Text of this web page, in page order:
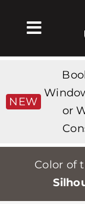
Toggle
Products &
Κατάστημα
Stores
NEW
or
Color of